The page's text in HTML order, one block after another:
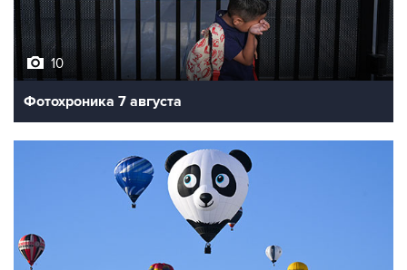
10
Фотохроника 7 августа